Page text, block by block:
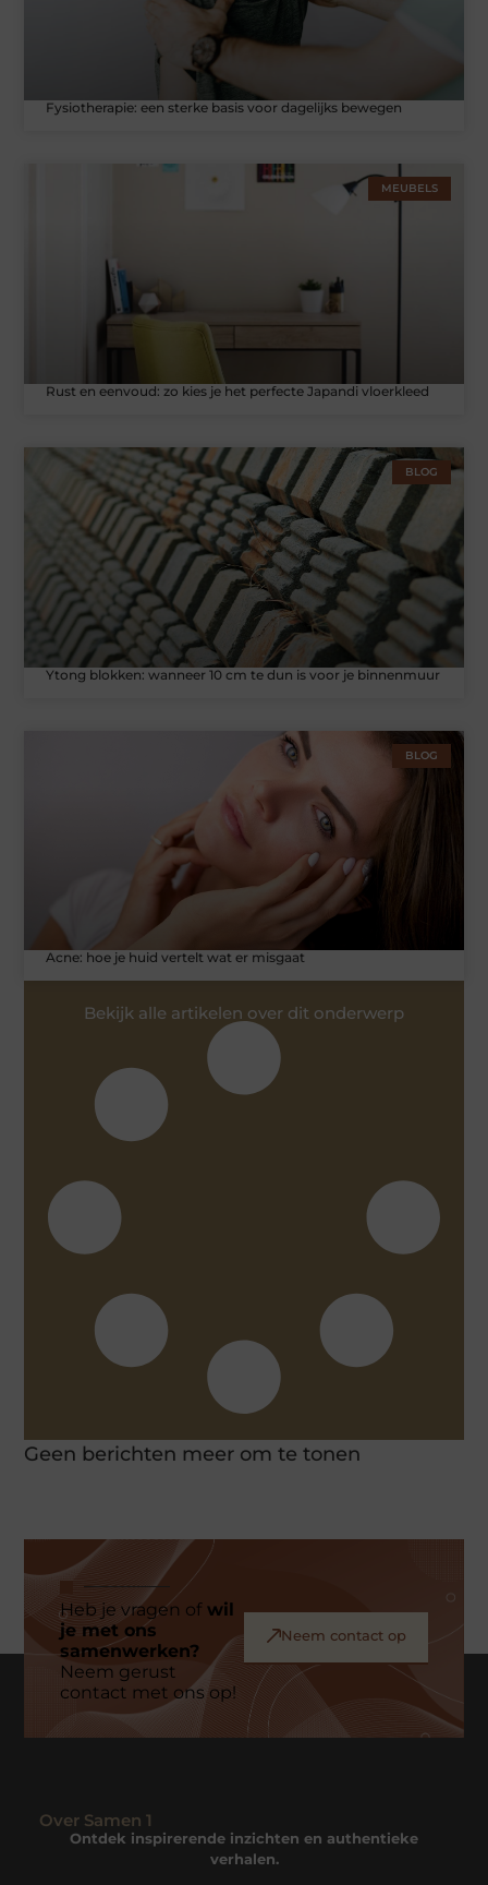
Fysiotherapie: een sterke basis voor dagelijks bewegen
MEUBELS
Rust en eenvoud: zo kies je het perfecte Japandi vloerkleed
BLOG
Ytong blokken: wanneer 10 cm te dun is voor je binnenmuur
BLOG
Acne: hoe je huid vertelt wat er misgaat
Bekijk alle artikelen over dit onderwerp
Geen berichten meer om te tonen
Heb je vragen ofwil
je met ons
samenwerken?
Neem gerust
contact met ons op!
Neem contact op
Over Samen 1
Ontdek inspirerende inzichten en authentieke
verhalen.